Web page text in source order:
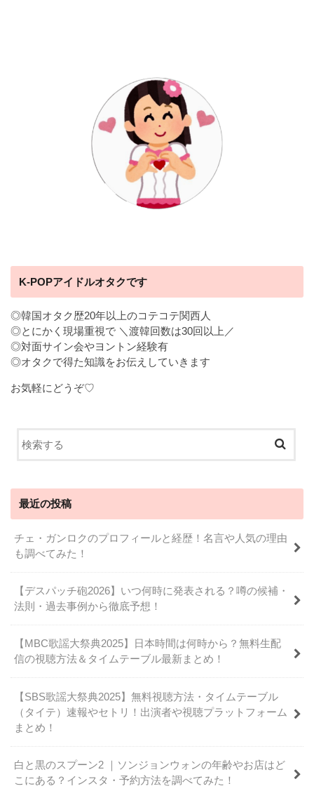
K-POPアイドルオタクです
◎韓国オタク歴20年以上のコテコテ関西人
◎とにかく現場重視で ＼渡韓回数は30回以上／
◎対面サイン会やヨントン経験有
◎オタクで得た知識をお伝えしていきます
お気軽にどうぞ♡
最近の投稿
チェ・ガンロクのプロフィールと経歴！名言や人気の理由
も調べてみた！
【デスパッチ砲2026】いつ何時に発表される？噂の候補・
法則・過去事例から徹底予想！
【MBC歌謡大祭典2025】日本時間は何時から？無料生配
信の視聴方法＆タイムテーブル最新まとめ！
【SBS歌謡大祭典2025】無料視聴方法・タイムテーブル
（タイテ）速報やセトリ！出演者や視聴プラットフォーム
まとめ！
白と黒のスプーン2 ｜ソンジョンウォンの年齢やお店はど
こにある？インスタ・予約方法を調べてみた！